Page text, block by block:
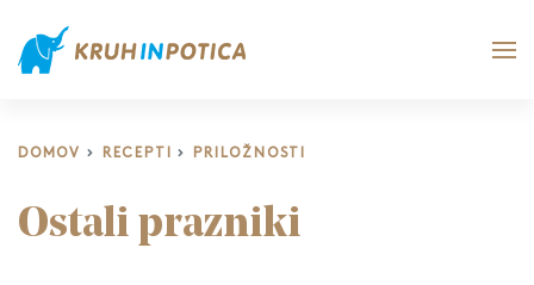
DOMOV RECEPTI PRILOŽNOSTI
Ostali prazniki